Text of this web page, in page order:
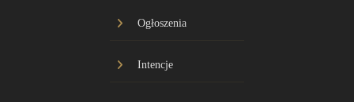
Ogłoszenia
Intencje